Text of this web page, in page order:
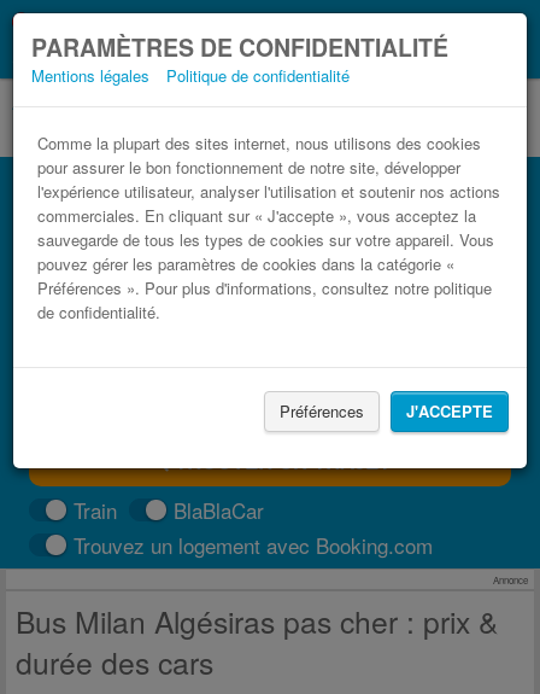
PARAMÈTRES DE CONFIDENTIALITÉ
Mentions légales Politique de confidentialité
Comme la plupart des sites internet, nous utilisons des cookies
pour assurer le bon fonctionnement de notre site, développer
l'expérience utilisateur, analyser l'utilisation et soutenir nos actions
commerciales. En cliquant sur « J'accepte », vous acceptez la
sauvegarde de tous les types de cookies sur votre appareil. Vous
pouvez gérer les paramètres de cookies dans la catégorie «
Préférences ». Pour plus d'informations, consultez notre politique
de confidentialité.
Préférences J'ACCEPTE
Coronavirus (COVID-19):Ce que vous devez
savoir, lorsque vous voyagez
Bus Algésiras Milan pas cher
Trouvez votre billet de bus moins cher
TROUVER UN TRAJET
Train
BlaBlaCar
Trouvez un logement avec Booking.com
Annonce
Bus Milan Algésiras pas cher : prix &
durée des cars